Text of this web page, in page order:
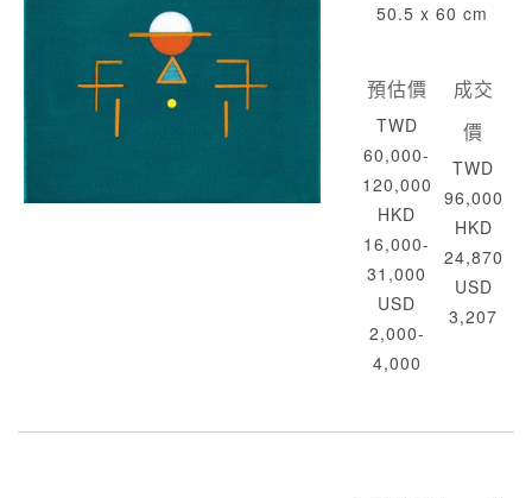
50.5 x 60 cm
預估價
TWD
60,000-
120,000
HKD
16,000-
31,000
USD
2,000-
4,000
成交
價
TWD
96,000
HKD
24,870
USD
3,207